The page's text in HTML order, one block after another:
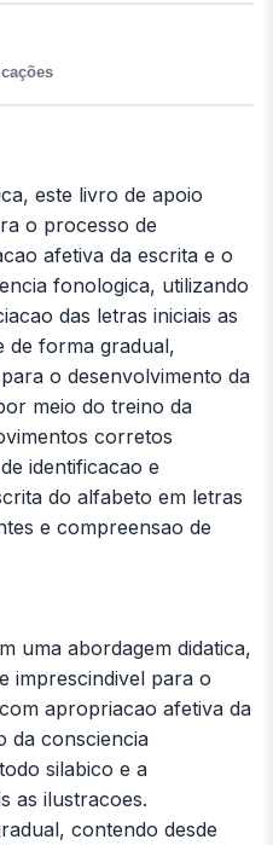
este livro de apoio
o processo de
afetiva da escrita e o
fonologica, utilizando
das letras iniciais as
de forma gradual,
o desenvolvimento da
meio do treino da
corretos
identificacao e
do alfabeto em letras
e compreensao de
uma abordagem didatica,
imprescindivel para o
apropriacao afetiva da
da consciencia
silabico e a
as ilustracoes.
contendo desde